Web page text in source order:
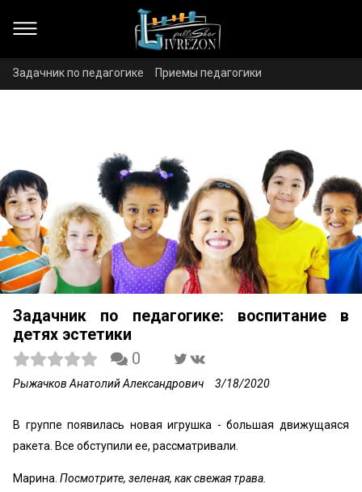
Задачник по педагогике Приемы педагогики
Задачник по педагогике: воспитание в
детях эстетики
0
Рыжачков Анатолий Александрович 3/18/2020
В группе появилась новая игрушка - большая движущаяся
ракета. Все обступили ее, рассматривали.
Марина. Посмотрите, зеленая, как свежая трава.